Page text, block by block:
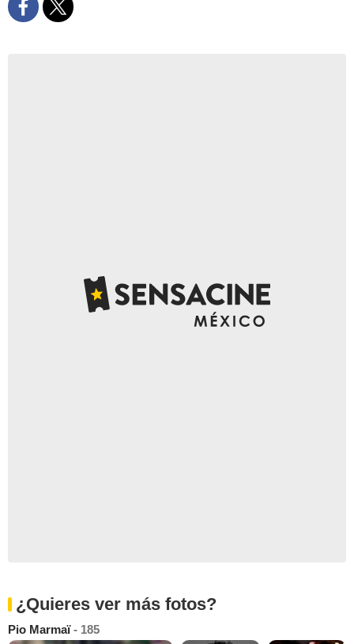
¿Quieres ver más fotos?
Pio Marmaï- 185